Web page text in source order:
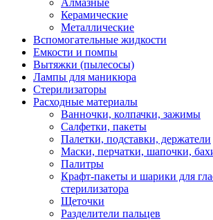
Алмазные
Керамические
Металлические
Вспомогательные жидкости
Емкости и помпы
Вытяжки (пылесосы)
Лампы для маникюра
Стерилизаторы
Расходные материалы
Ванночки, колпачки, зажимы
Салфетки, пакеты
Палетки, подставки, держатели
Маски, перчатки, шапочки,
Палитры
Крафт-пакеты и шарики для
стерилизатора
Щеточки
Разделители пальцев